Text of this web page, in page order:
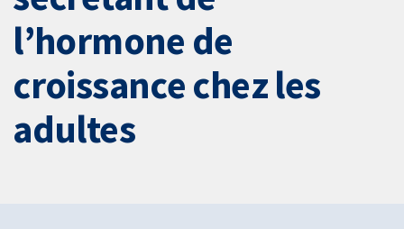
l’hormone de
croissance chez les
adultes